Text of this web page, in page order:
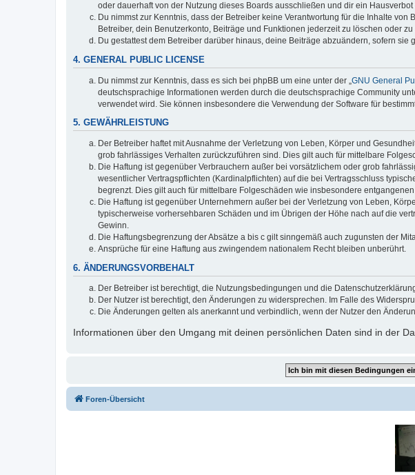
oder dauerhaft von der Nutzung dieses Boards ausschließen und dir ein Hausverbot
Du nimmst zur Kenntnis, dass der Betreiber keine Verantwortung für die Inhalte
Betreiber, dein Benutzerkonto, Beiträge und Funktionen jederzeit zu löschen oder
Du gestattest dem Betreiber darüber hinaus, deine Beiträge abzuändern, sofern
4. GENERAL PUBLIC LICENSE
Du nimmst zur Kenntnis, dass es sich bei phpBB um eine unter der „ GNU General
deutschsprachige Informationen werden durch die deutschsprachige Community
verwendet wird. Sie können insbesondere die Verwendung der Software für
5. GEWÄHRLEISTUNG
Der Betreiber haftet mit Ausnahme der Verletzung von Leben, Körper und
grob fahrlässiges Verhalten zurückzuführen sind. Dies gilt auch für mittelbare
Die Haftung ist gegenüber Verbrauchern außer bei vorsätzlichem oder grob
wesentlicher Vertragspflichten (Kardinalpflichten) auf die bei Vertragsschluss
begrenzt. Dies gilt auch für mittelbare Folgeschäden wie insbesondere
Die Haftung ist gegenüber Unternehmern außer bei der Verletzung von Leben,
typischerweise vorhersehbaren Schäden und im Übrigen der Höhe nach auf die
Gewinn.
Die Haftungsbegrenzung der Absätze a bis c gilt sinngemäß auch zugunsten der
Ansprüche für eine Haftung aus zwingendem nationalem Recht bleiben unberührt.
6. ÄNDERUNGSVORBEHALT
Der Betreiber ist berechtigt, die Nutzungsbedingungen und die
Der Nutzer ist berechtigt, den Änderungen zu widersprechen. Im Falle des
Die Änderungen gelten als anerkannt und verbindlich, wenn der Nutzer den
Informationen über den Umgang mit deinen persönlichen Daten sind in der
Foren-Übersicht